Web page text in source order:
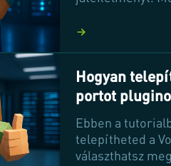
játékmenetet és
Hogyan
portot
Ebben a
telepítheted a
választhatsz